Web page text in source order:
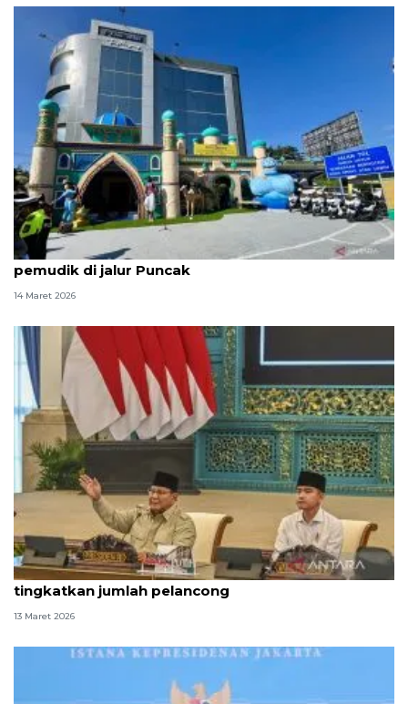
Pos Terpadu Gadog bertema Istana Aladin layani
pemudik di jalur Puncak
14 Maret 2026
Prabowo minta Menpar manfaatkan Lebaran
tingkatkan jumlah pelancong
13 Maret 2026